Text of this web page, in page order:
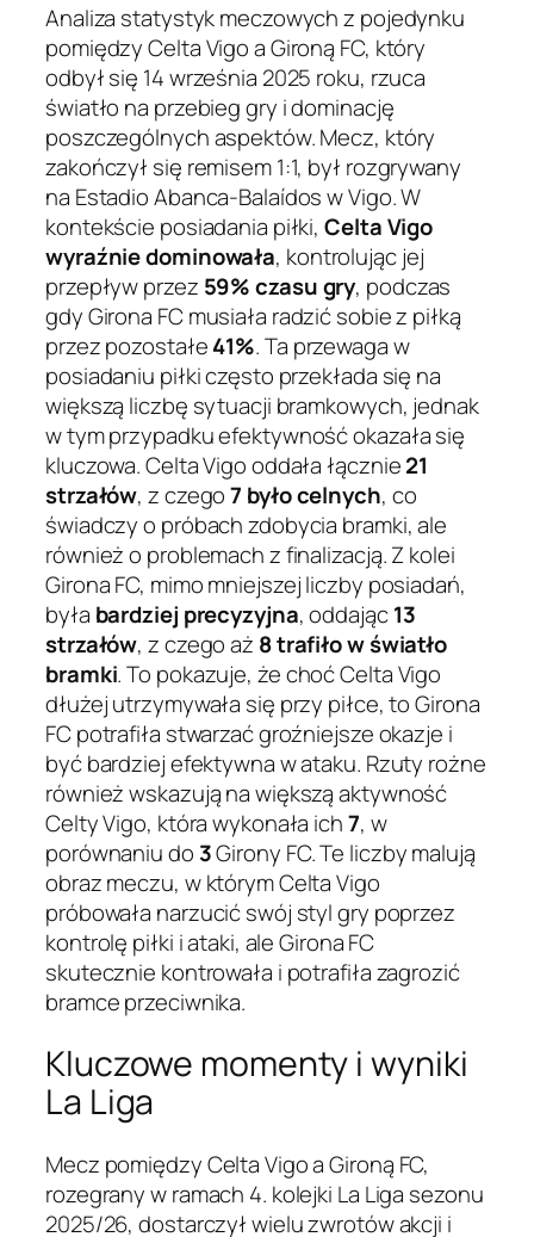
Analiza statystyk meczowych z pojedynku
pomiędzy Celta Vigo a Gironą FC, który
odbył się 14 września 2025 roku, rzuca
światło na przebieg gry i dominację
poszczególnych aspektów. Mecz, który
zakończył się remisem 1:1, był rozgrywany
na Estadio Abanca-Balaídos w Vigo. W
kontekście posiadania piłki,Celta Vigo
wyraźnie dominowała, kontrolując jej
przepływ przez 59% czasu gry, podczas
gdy Girona FC musiała radzić sobie z piłką
przez pozostałe41%. Ta przewaga w
posiadaniu piłki często przekłada się na
większą liczbę sytuacji bramkowych, jednak
w tym przypadku efektywność okazała się
kluczowa. Celta Vigo oddała łącznie21
strzałów, z czego7 było celnych, co
świadczy o próbach zdobycia bramki, ale
również o problemach z finalizacją. Z kolei
Girona FC, mimo mniejszej liczby posiadań,
była bardziej precyzyjna, oddając13
strzałów, z czego aż 8 trafiło w światło
bramki. To pokazuje, że choć Celta Vigo
dłużej utrzymywała się przy piłce, to Girona
FC potrafiła stwarzać groźniejsze okazje i
być bardziej efektywna w ataku. Rzuty rożne
również wskazują na większą aktywność
Celty Vigo, która wykonała ich7, w
porównaniu do 3Girony FC. Te liczby malują
obraz meczu, w którym Celta Vigo
próbowała narzucić swój styl gry poprzez
kontrolę piłki i ataki, ale Girona FC
skutecznie kontrowała i potrafiła zagrozić
bramce przeciwnika.
Kluczowe momenty i wyniki
La Liga
Mecz pomiędzy Celta Vigo a Gironą FC,
rozegrany w ramach 4. kolejki La Liga sezonu
2025/26, dostarczył wielu zwrotów akcji i